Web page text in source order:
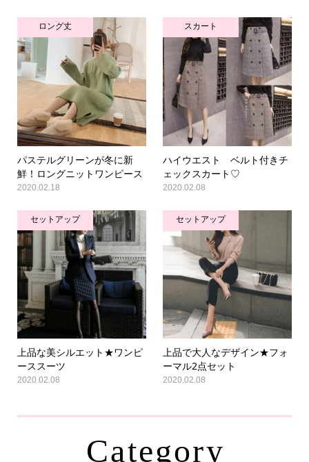
ロング丈
パステルグリーンが冬に新
鮮！ロングニットワンピース
2020.02.18
スカート
ハイウエスト ベルト付きチ
ェックスカート♡
2020.02.08
セットアップ
上品な美シルエット★ワンピ
ーススーツ
2020.02.08
セットアップ
上品で大人なデザイン★フォ
ーマル2点セット
2020.02.08
Category